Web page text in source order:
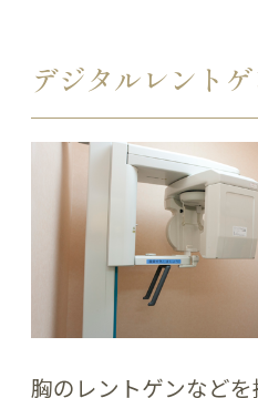
デジタルレント
胸のレントゲンなど